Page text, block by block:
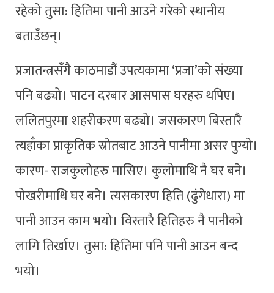
रहेको तुसा: हितिमा पानी आउने गरेको स्थानीय
बताउँछन्।
प्रजातन्त्रसँगै काठमाडौं उपत्यकामा ‘प्रजा’को संख्या
पनि बढ्यो। पाटन दरबार आसपास घरहरु थपिए।
ललितपुरमा शहरीकरण बढ्यो। जसकारण बिस्तारै
त्यहाँका प्राकृतिक स्रोतबाट आउने पानीमा असर पुग्यो।
कारण- राजकुलोहरु मासिए। कुलोमाथि नै घर बने।
पोखरीमाथि घर बने। त्यसकारण हिति (ढुंगेधारा) मा
पानी आउन काम भयो। विस्तारै हितिहरु नै पानीको
लागि तिर्खाए। तुसा: हितिमा पनि पानी आउन बन्द
भयो।